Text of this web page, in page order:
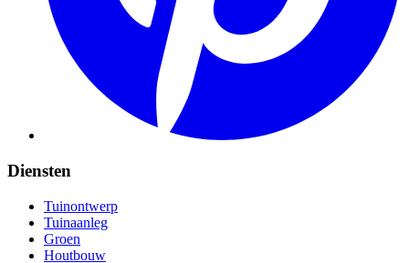
Diensten
Tuinontwerp
Tuinaanleg
Groen
Houtbouw